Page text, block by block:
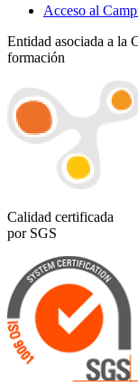
Acceso al
Entidad asociada a la
formación
Calidad certificada
por SGS